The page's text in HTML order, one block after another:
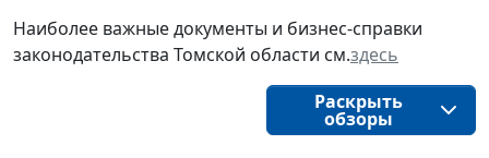
Наиболее важные документы и бизнес-справки
законодательства Томской области см.здесь
Раскрыть
обзоры